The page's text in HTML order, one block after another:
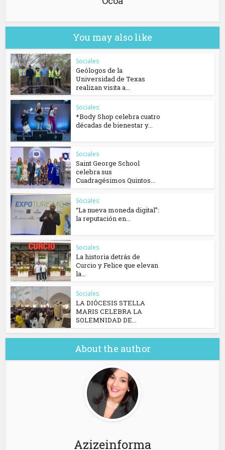
You may also like
Sociales
Geólogos de la
Universidad de Texas
realizan visita a...
Sociales
*Body Shop celebra cuatro
décadas de bienestar y...
Sociales
Saint George School
celebra sus
Cuadragésimos Quintos...
Sociales
“La nueva moneda digital”:
la reputación en...
Sociales
La historia detrás de
Curcio y Felice que elevan
la...
Sociales
​LA DIÓCESIS STELLA
MARIS CELEBRA LA
SOLEMNIDAD DE...
About the author
Azizeinforma